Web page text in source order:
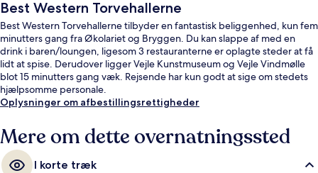
Best Western Torvehallerne
Best Western Torvehallerne tilbyder en fantastisk beliggenhed, kun fem
minutters gang fra Økolariet og Bryggen. Du kan slappe af med en
drink i baren/loungen, ligesom 3 restauranterne er oplagte steder at få
lidt at spise. Derudover ligger Vejle Kunstmuseum og Vejle Vindmølle
blot 15 minutters gang væk. Rejsende har kun godt at sige om stedets
hjælpsomme personale.
Oplysninger om afbestillingsrettigheder
Mere om dette overnatningssted
I korte træk